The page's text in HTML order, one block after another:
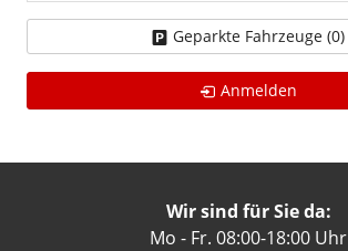
Geparkte Fahrzeuge (0)
Anmelden
Wir sind für Sie da:
Mo - Fr. 08:00-18:00 Uhr